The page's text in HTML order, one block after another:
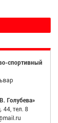
спортивный
Голубева»
тел. 8